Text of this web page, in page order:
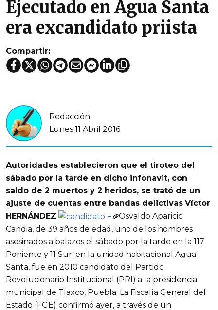
Ejecutado en Agua Santa
era excandidato priista
Compartir:
Redacción
Lunes 11 Abril 2016
Autoridades establecieron que el tiroteo del
sábado por la tarde en dicho infonavit, con
saldo de 2 muertos y 2 heridos, se trató de un
ajuste de cuentas entre bandas delictivas Víctor
HERNÁNDEZ
Osvaldo Aparicio
Candia, de 39 años de edad, uno de los hombres
asesinados a balazos el sábado por la tarde en la 117
Poniente y 11 Sur, en la unidad habitacional Agua
Santa, fue en 2010 candidato del Partido
Revolucionario Institucional (PRI) a la presidencia
municipal de Tlaxco, Puebla. La Fiscalía General del
Estado (FGE) confirmó ayer, a través de un